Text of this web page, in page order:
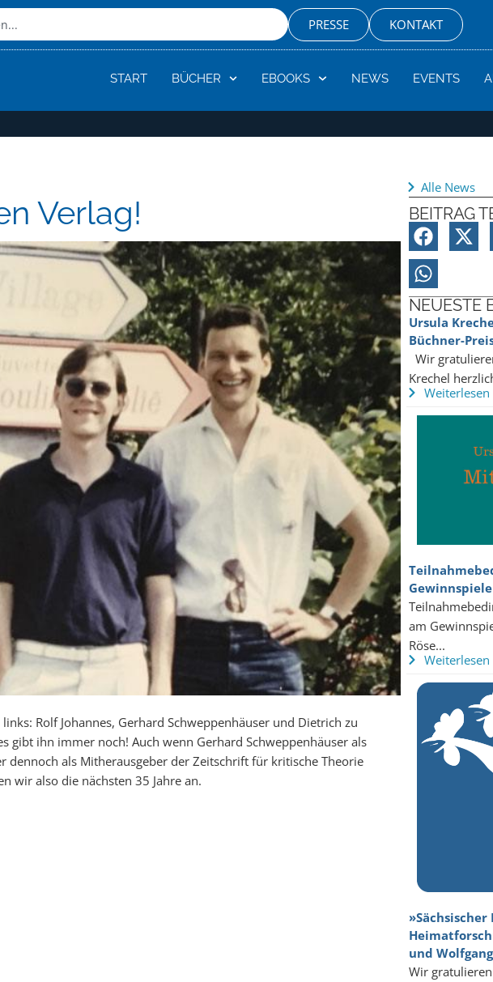
PRESSE KONTAKT
START BÜCHER EBOOKS NEWS EVENTS
Verlag!
Rolf Johannes, Gerhard Schweppenhäuser und Dietrich zu
gibt ihn immer noch! Auch wenn Gerhard Schweppenhäuser als
dennoch als Mitherausgeber der Zeitschrift für kritische Theorie
wir also die nächsten 35 Jahre an.
Alle News
BEITRAG
NEUESTE
Ursula
Büchner-
Wir
Krechel
Weiterlesen
Gewinnspiele
am
Röse...
Weiterlesen
und
Wir